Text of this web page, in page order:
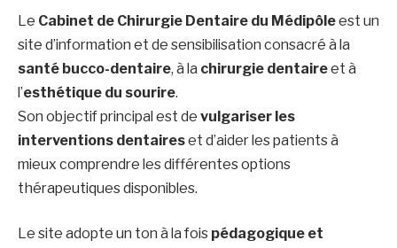
Le Cabinet de Chirurgie Dentaire du Médipôleest un
site d’information et de sensibilisation consacré à la
santé bucco-dentaire, à la chirurgie dentaireet à
l’esthétique du sourire.
Son objectif principal est de vulgariser les
interventions dentaireset d’aider les patients à
mieux comprendre les différentes options
thérapeutiques disponibles.
Le site adopte un ton à la fois pédagogique et